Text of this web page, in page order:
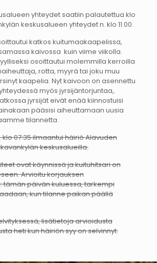
yhteydet saatiin palautettua klo
keskusalueen yhteydet n. klo 11.00.
katkos kuitumaakaapelissa,
kaivossa kuin viime viikolla.
osoittautui molemmilla kerroilla
rotta, myyrä tai joku muu
kaapelia. Nyt kaivoon on asennettu
myös jyrsijäntorjuntaa,.
jyrsijät eivät enää kiinnostuisi
pääsisi aiheuttamaan uusia
tilannetta.
07:35 ilmaantui häiriö Alavuden
keskusalueilla.
ovat käynnissä ja kuituhitsari on
Arvioitu korjauksen
tämän päivän kuluessa, tarkempi
kun tilanne paikan päällä
lisätietoja arvioidusta
heti kun häiriön syy on selvinnyt.